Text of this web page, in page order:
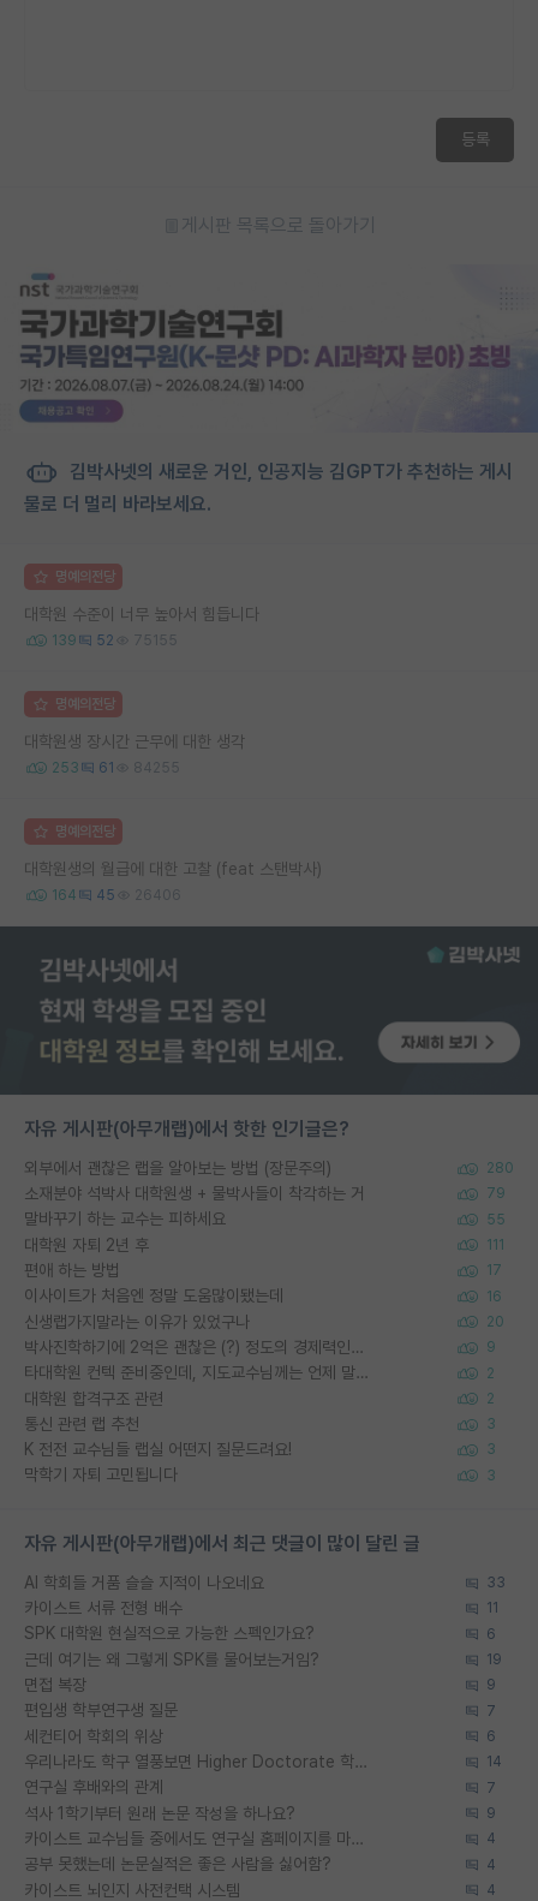
등록
게시판 목록으로 돌아가기
김박사넷의 새로운 거인, 인공지능 김GPT가 추천하는 게시
물로 더 멀리 바라보세요.
명예의전당
대학원 수준이 너무 높아서 힘듭니다
139 52 75155
명예의전당
대학원생 장시간 근무에 대한 생각
253 61 84255
명예의전당
대학원생의 월급에 대한 고찰 (feat 스탠박사)
164 45 26406
자유 게시판(아무개랩)에서 핫한 인기글은?
외부에서 괜찮은 랩을 알아보는 방법 (장문주의) 280
소재분야 석박사 대학원생 + 물박사들이 착각하는 거 79
말바꾸기 하는 교수는 피하세요 55
대학원 자퇴 2년 후 111
편애 하는 방법 17
이사이트가 처음엔 정말 도움많이됐는데 16
신생랩가지말라는 이유가 있었구나 20
박사진학하기에 2억은 괜찮은 (?) 정도의 경제력인가요 9
타대학원 컨텍 준비중인데, 지도교수님께는 언제 말씀드려야 할까요? 2
대학원 합격구조 관련 2
통신 관련 랩 추천 3
K 전전 교수님들 랩실 어떤지 질문드려요! 3
막학기 자퇴 고민됩니다 3
자유 게시판(아무개랩)에서 최근 댓글이 많이 달린 글
AI 학회들 거품 슬슬 지적이 나오네요 33
카이스트 서류 전형 배수 11
SPK 대학원 현실적으로 가능한 스펙인가요? 6
근데 여기는 왜 그렇게 SPK를 물어보는거임? 19
면접 복장 9
편입생 학부연구생 질문 7
세컨티어 학회의 위상 6
우리나라도 학구 열풍보면 Higher Doctorate 학위가 필요하다고 봅니다. 14
연구실 후배와의 관계 7
석사 1학기부터 원래 논문 작성을 하나요? 9
카이스트 교수님들 중에서도 연구실 홈페이지를 마련 안 하신 분들이 계시던데 4
공부 못했는데 논문실적은 좋은 사람을 싫어함? 4
카이스트 뇌인지 사전컨택 시스템 4